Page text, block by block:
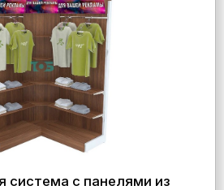
система с панелями из